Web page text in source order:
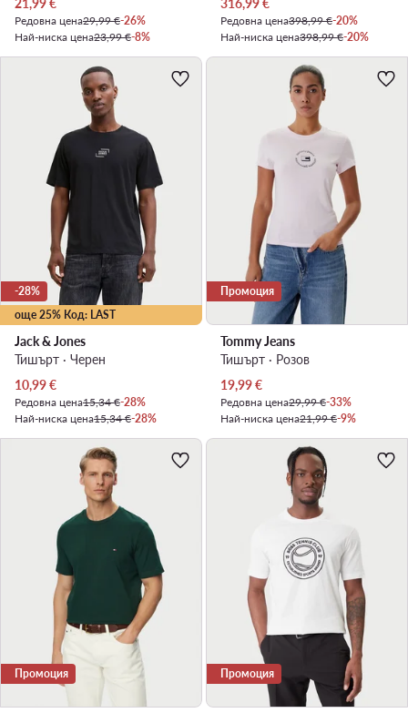
Редовна цена29,99 €-26%
Най-ниска цена23,99 €-8%
Редовна цена398,99 €-20%
Най-ниска цена398,99 €-20%
още 25% Код: LAST
-28%
Jack & Jones
Тишърт · Черен
Актуална цена
10,99€
Редовна цена15,34 €-28%
Най-ниска цена15,34 €-28%
Промоция
Tommy Jeans
Тишърт · Розов
Актуална цена
19,99€
Редовна цена29,99 €-33%
Най-ниска цена21,99 €-9%
Промоция Промоция